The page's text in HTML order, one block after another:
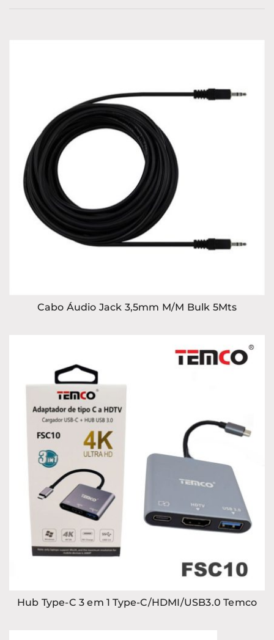
Cabo Áudio Jack 3,5mm M/M Bulk 5Mts
Hub Type-C 3 em 1 Type-C/HDMI/USB3.0 Temco